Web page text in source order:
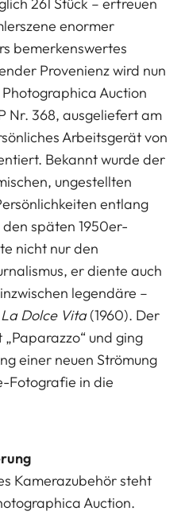
enormer
bemerkenswertes
Provenienz wird nun
Auction
Nr. 368, ausgeliefert am
Arbeitsgerät von
Bekannt wurde der
ungestellten
entlang
späten 1950er-
nicht nur den
er diente auch
legendäre –
La Dolce Vita(1960). Der
und ging
einer neuen Strömung
Fotografie in die
Kamerazubehör steht
Auction.